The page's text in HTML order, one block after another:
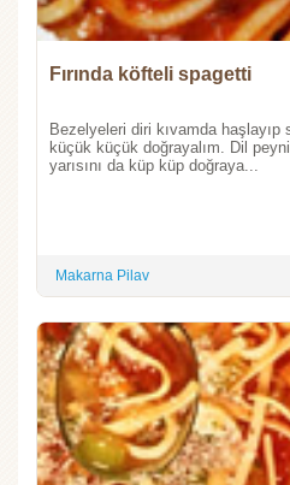
Fırında köfteli spagetti
Bezelyeleri diri kıvamda
küçük küçük doğrayalım. Dil
yarısını da küp küp doğraya...
Makarna Pilav